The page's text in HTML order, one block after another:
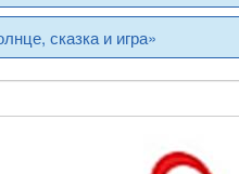
сказка и игра»